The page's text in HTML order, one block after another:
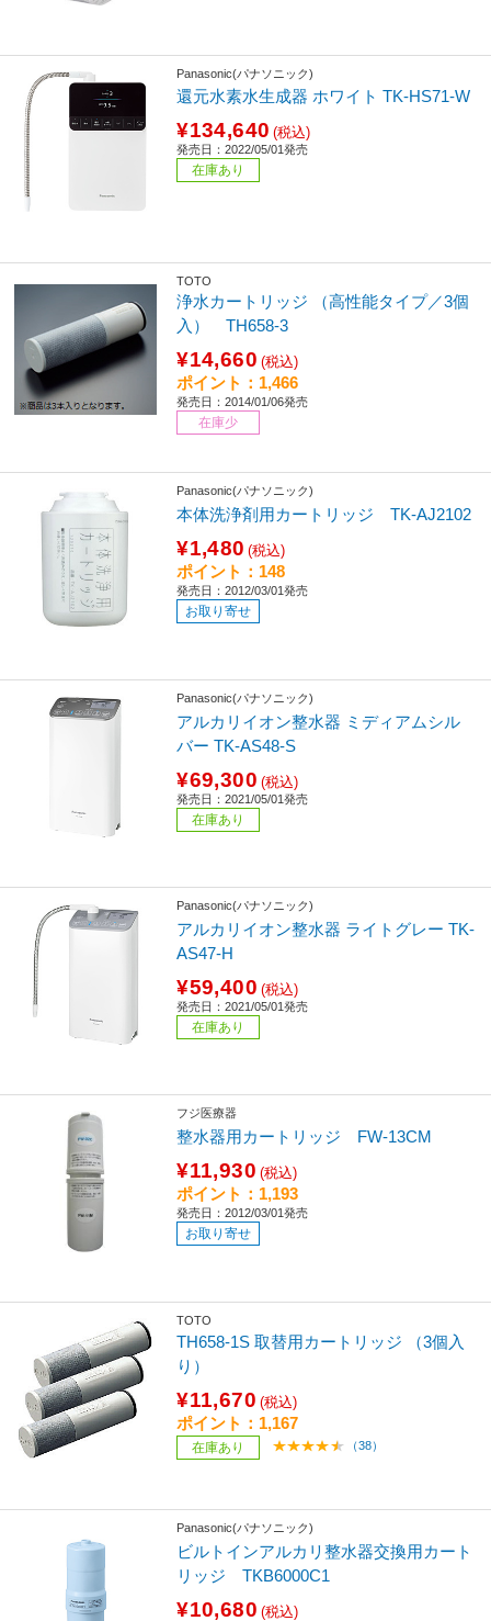
Panasonic(パナソニック)
還元水素水生成器 ホワイト TK-HS71-W
¥134,640 (税込)
発売日：2022/05/01発売
在庫あり
TOTO
浄水カートリッジ （高性能タイプ／3個
入） TH658-3
¥14,660 (税込)
ポイント：1,466
発売日：2014/01/06発売
在庫少
Panasonic(パナソニック)
本体洗浄剤用カートリッジ TK-AJ2102
¥1,480 (税込)
ポイント：148
発売日：2012/03/01発売
お取り寄せ
Panasonic(パナソニック)
アルカリイオン整水器 ミディアムシル
バー TK-AS48-S
¥69,300 (税込)
発売日：2021/05/01発売
在庫あり
Panasonic(パナソニック)
アルカリイオン整水器 ライトグレー TK-
AS47-H
¥59,400 (税込)
発売日：2021/05/01発売
在庫あり
フジ医療器
整水器用カートリッジ FW-13CM
¥11,930 (税込)
ポイント：1,193
発売日：2012/03/01発売
お取り寄せ
TOTO
TH658-1S 取替用カートリッジ （3個入
り）
¥11,670 (税込)
ポイント：1,167
在庫あり （38）
Panasonic(パナソニック)
ビルトインアルカリ整水器交換用カート
リッジ TKB6000C1
¥10,680 (税込)